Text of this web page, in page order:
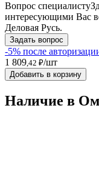
Вопрос специалисту
интересующими Вас
Деловая Русь.
Задать вопрос
-5% после
1 809,42 ₽/шт
Добавить в корзину
Наличие в